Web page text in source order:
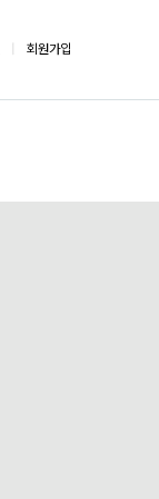
회원가입